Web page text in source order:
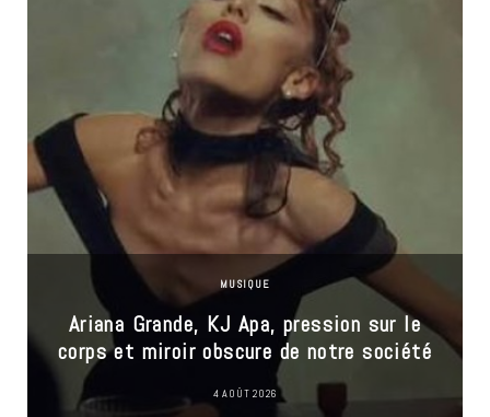
MUSIQUE
Ariana Grande, KJ Apa, pression sur le
corps et miroir obscure de notre société
4 AOÛT 2026